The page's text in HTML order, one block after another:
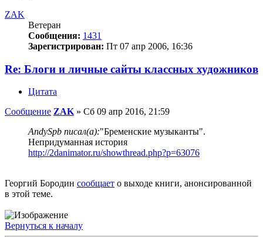
ZAK
Ветеран
Сообщения: 1431
Зарегистрирован: Пт 07 апр 2006, 16:36
Re: Блоги и личные сайты классных художников
Цитата
Сообщение ZAK» Сб 09 апр 2016, 21:59
AndySpb писал(а):"Бременские музыканты".
Непридуманная история
http://2danimator.ru/showthread.php?p=63076
Георгий Бородин сообщает о выходе книги, анонсированной
в этой теме.
Вернуться к началу